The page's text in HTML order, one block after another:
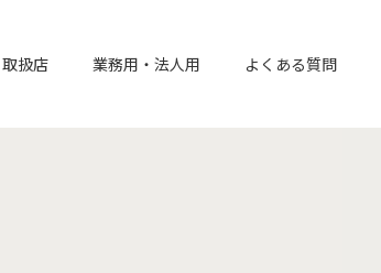
取扱店 業務用・法人用 よくある質問